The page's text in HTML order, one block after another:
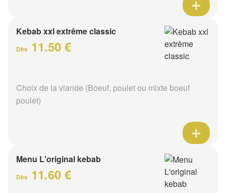
Kebab xxl extrême classic
Dès 11.50 €
Choix de la viande (Boeuf, poulet ou mixte boeuf
poulet)
Menu L'original kebab
Dès 11.60 €